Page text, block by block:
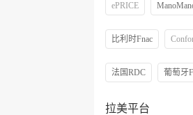
ePRICE
比利时Fnac
法国RDC 葡萄牙
拉美平台